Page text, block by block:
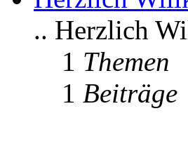
.. Herzlich
1 Themen
1 Beiträge